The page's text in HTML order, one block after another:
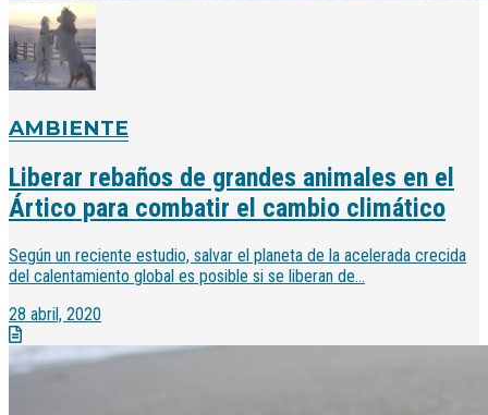
AMBIENTE
Liberar rebaños de grandes animales en el
Ártico para combatir el cambio climático
Según un reciente estudio, salvar el planeta de la acelerada crecida
del calentamiento global es posible si se liberan de...
28 abril, 2020